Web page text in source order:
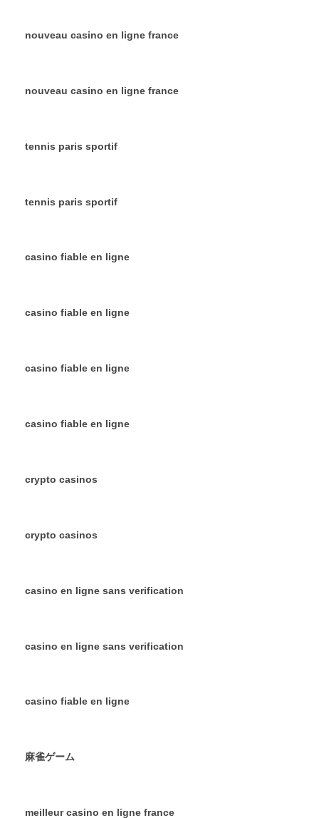
nouveau casino en ligne france
nouveau casino en ligne france
tennis paris sportif
tennis paris sportif
casino fiable en ligne
casino fiable en ligne
casino fiable en ligne
casino fiable en ligne
crypto casinos
crypto casinos
casino en ligne sans verification
casino en ligne sans verification
casino fiable en ligne
麻雀ゲーム
meilleur casino en ligne france